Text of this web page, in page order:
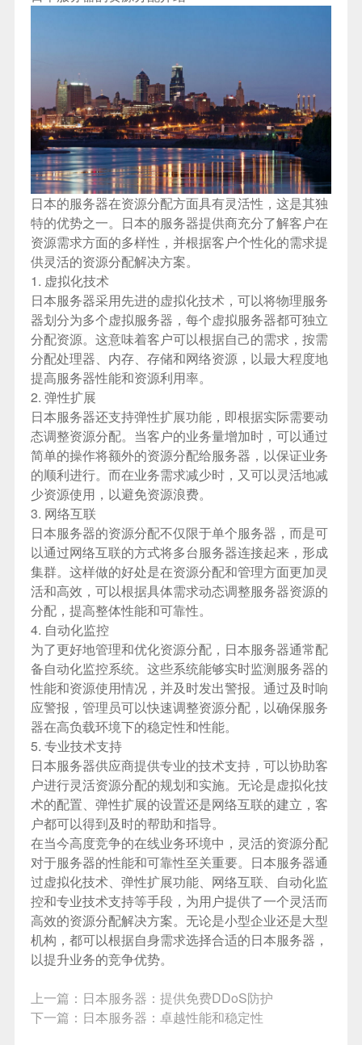
日本的服务器在资源分配方面具有灵活性，这是其独
特的优势之一。日本的服务器提供商充分了解客户在
资源需求方面的多样性，并根据客户个性化的需求提
供灵活的资源分配解决方案。
1. 虚拟化技术
日本服务器采用先进的虚拟化技术，可以将物理服务
器划分为多个虚拟服务器，每个虚拟服务器都可独立
分配资源。这意味着客户可以根据自己的需求，按需
分配处理器、内存、存储和网络资源，以最大程度地
提高服务器性能和资源利用率。
2. 弹性扩展
日本服务器还支持弹性扩展功能，即根据实际需要动
态调整资源分配。当客户的业务量增加时，可以通过
简单的操作将额外的资源分配给服务器，以保证业务
的顺利进行。而在业务需求减少时，又可以灵活地减
少资源使用，以避免资源浪费。
3. 网络互联
日本服务器的资源分配不仅限于单个服务器，而是可
以通过网络互联的方式将多台服务器连接起来，形成
集群。这样做的好处是在资源分配和管理方面更加灵
活和高效，可以根据具体需求动态调整服务器资源的
分配，提高整体性能和可靠性。
4. 自动化监控
为了更好地管理和优化资源分配，日本服务器通常配
备自动化监控系统。这些系统能够实时监测服务器的
性能和资源使用情况，并及时发出警报。通过及时响
应警报，管理员可以快速调整资源分配，以确保服务
器在高负载环境下的稳定性和性能。
5. 专业技术支持
日本服务器供应商提供专业的技术支持，可以协助客
户进行灵活资源分配的规划和实施。无论是虚拟化技
术的配置、弹性扩展的设置还是网络互联的建立，客
户都可以得到及时的帮助和指导。
在当今高度竞争的在线业务环境中，灵活的资源分配
对于服务器的性能和可靠性至关重要。日本服务器通
过虚拟化技术、弹性扩展功能、网络互联、自动化监
控和专业技术支持等手段，为用户提供了一个灵活而
高效的资源分配解决方案。无论是小型企业还是大型
机构，都可以根据自身需求选择合适的日本服务器，
以提升业务的竞争优势。
上一篇： 日本服务器：提供免费DDoS防护
下一篇： 日本服务器：卓越性能和稳定性